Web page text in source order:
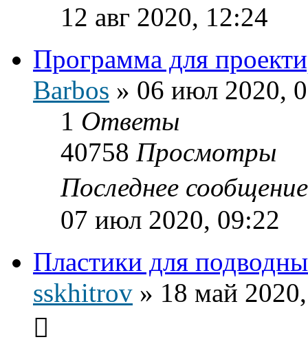
12 авг 2020, 12:24
Программа для
Barbos » 06 июл 2020,
1 Ответы
40758 Просмотры
Последнее
07 июл 2020, 09:22
Пластики для
sskhitrov » 18 май